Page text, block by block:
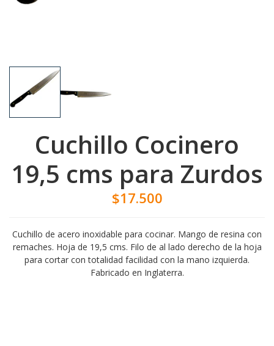
Cuchillo Cocinero
19,5 cms para Zurdos
$17.500
Cuchillo de acero inoxidable para cocinar. Mango de resina con
remaches. Hoja de 19,5 cms. Filo de al lado derecho de la hoja
para cortar con totalidad facilidad con la mano izquierda.
Fabricado en Inglaterra.